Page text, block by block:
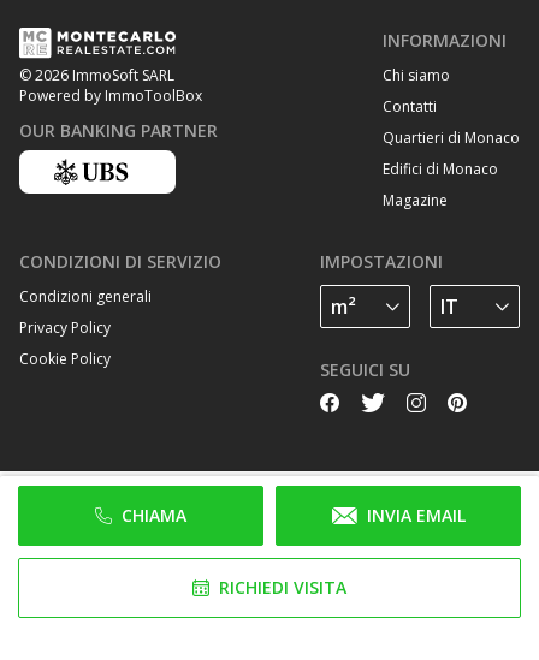
CHIAMA INVIA EMAIL
RICHIEDI VISITA
© 2026 ImmoSoft SARL
Powered by ImmoToolBox
OUR BANKING PARTNER
INFORMAZIONI
Chi siamo
Contatti
Quartieri di Monaco
Edifici di Monaco
Magazine
CONDIZIONI DI SERVIZIO
Condizioni generali
Privacy Policy
Cookie Policy
IMPOSTAZIONI
SEGUICI SU